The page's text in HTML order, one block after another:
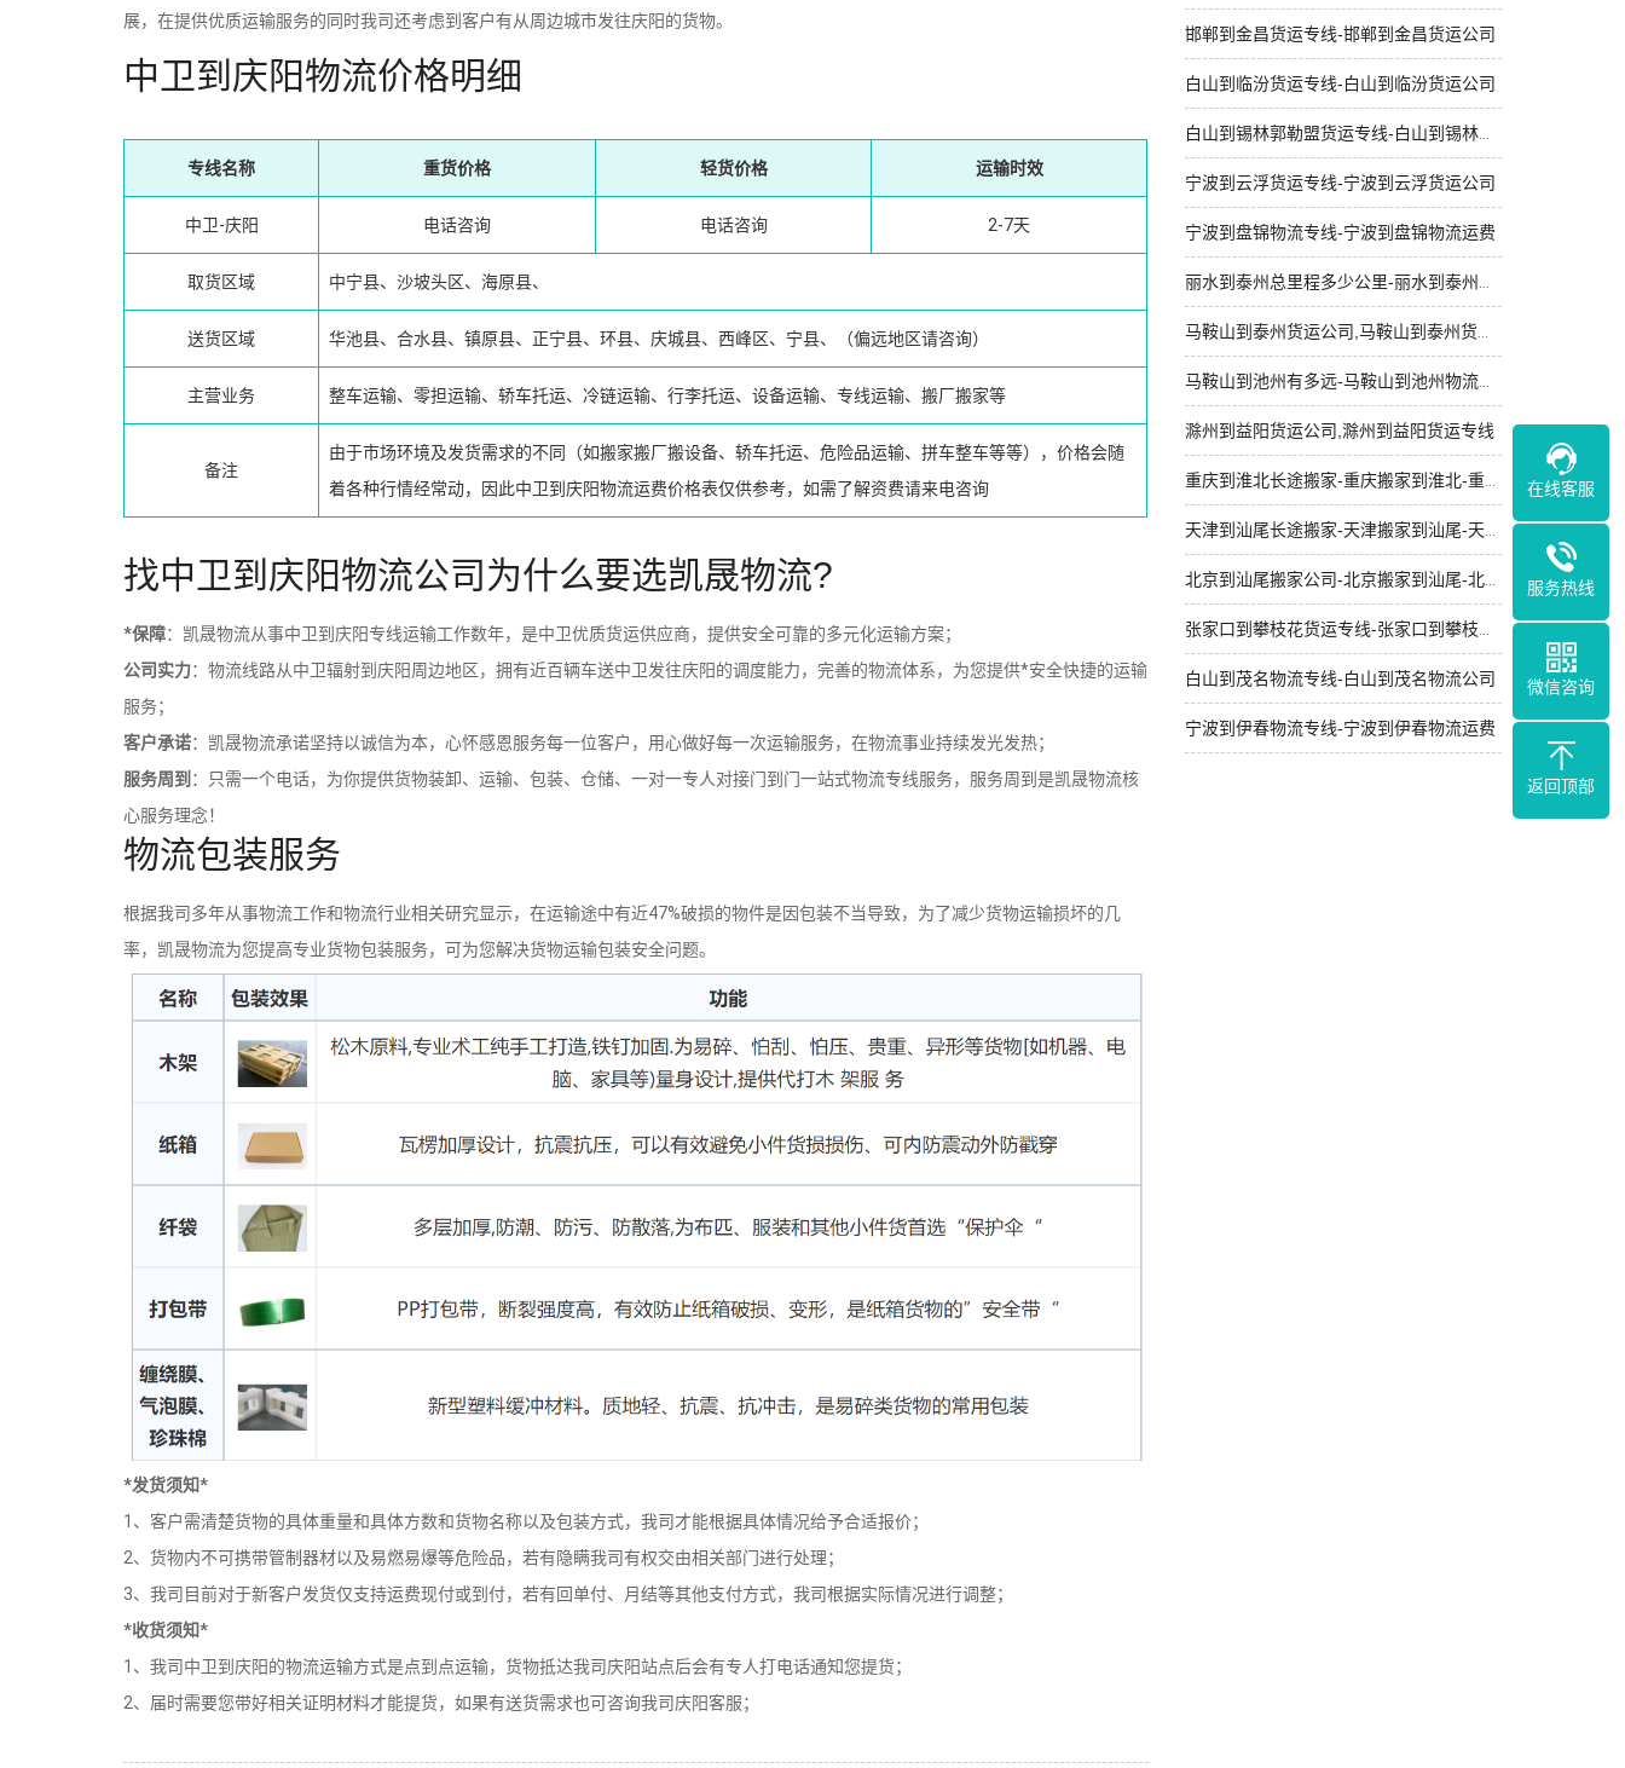
展，在提供优质运输服务的同时我司还考虑到客户有从周边城市发往庆阳的货物。
中卫到庆阳物流价格明细
专线名称 重货价格 轻货价格 运输时效
中卫-庆阳 电话咨询 电话咨询 2-7天
取货区域 中宁县、沙坡头区、海原县、
送货区域 华池县、合水县、镇原县、正宁县、环县、庆城县、西峰区、宁县、（偏远地区请咨询）
主营业务 整车运输、零担运输、轿车托运、冷链运输、行李托运、设备运输、专线运输、搬厂搬家等
备注
由于市场环境及发货需求的不同（如搬家搬厂搬设备、轿车托运、危险品运输、拼车整车等等），价格会随
着各种行情经常动，因此中卫到庆阳物流运费价格表仅供参考，如需了解资费请来电咨询
找中卫到庆阳物流公司为什么要选凯晟物流?
*保障：凯晟物流从事中卫到庆阳专线运输工作数年，是中卫优质货运供应商，提供安全可靠的多元化运输方案；
公司实力：物流线路从中卫辐射到庆阳周边地区，拥有近百辆车送中卫发往庆阳的调度能力，完善的物流体系，为您提供*安全快捷的运输
服务；
客户承诺：凯晟物流承诺坚持以诚信为本，心怀感恩服务每一位客户，用心做好每一次运输服务，在物流事业持续发光发热；
服务周到 ：只需一个电话，为你提供货物装卸、运输、包装、仓储、一对一专人对接门到门一站式物流专线服务，服务周到是凯晟物流核
心服务理念！
物流包装服务
根据我司多年从事物流工作和物流行业相关研究显示，在运输途中有近47%破损的物件是因包装不当导致，为了减少货物运输损坏的几
率，凯晟物流为您提高专业货物包装服务，可为您解决货物运输包装安全问题。
*发货须知*
1、客户需清楚货物的具体重量和具体方数和货物名称以及包装方式，我司才能根据具体情况给予合适报价；
2、货物内不可携带管制器材以及易燃易爆等危险品，若有隐瞒我司有权交由相关部门进行处理；
3、我司目前对于新客户发货仅支持运费现付或到付，若有回单付、月结等其他支付方式，我司根据实际情况进行调整；
*收货须知*
1、我司中卫到庆阳的物流运输方式是点到点运输，货物抵达我司庆阳站点后会有专人打电话通知您提货；
2、届时需要您带好相关证明材料才能提货，如果有送货需求也可咨询我司庆阳客服；
邯郸到金昌货运专线-邯郸到金昌货运公司
白山到临汾货运专线-白山到临汾货运公司
白山到锡林郭勒盟货运专线-白山到锡林郭勒盟货运公司
宁波到云浮货运专线-宁波到云浮货运公司
宁波到盘锦物流专线-宁波到盘锦物流运费
丽水到泰州总里程多少公里-丽水到泰州物流专线-定时发车
马鞍山到泰州货运公司,马鞍山到泰州货运专线
马鞍山到池州有多远-马鞍山到池州物流专线-自备车辆
滁州到益阳货运公司,滁州到益阳货运专线
重庆到淮北长途搬家-重庆搬家到淮北-重庆到淮北搬家公司
天津到汕尾长途搬家-天津搬家到汕尾-天津到汕尾搬家公司
北京到汕尾搬家公司-北京搬家到汕尾-北京到汕尾长途搬家
张家口到攀枝花货运专线-张家口到攀枝花运费多少钱
白山到茂名物流专线-白山到茂名物流公司
宁波到伊春物流专线-宁波到伊春物流运费
在线客服
服务热线
微信咨询
返回顶部